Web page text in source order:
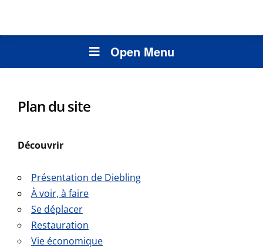
Open Menu
Plan du site
Découvrir
Présentation de Diebling
À voir, à faire
Se déplacer
Restauration
Vie économique